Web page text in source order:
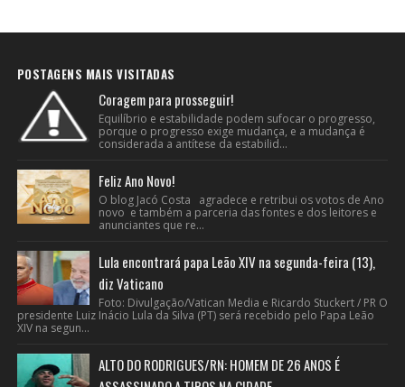
POSTAGENS MAIS VISITADAS
Coragem para prosseguir!
Equilíbrio e estabilidade podem sufocar o progresso,
porque o progresso exige mudança, e a mudança é
considerada a antítese da estabilid...
Feliz Ano Novo!
O blog Jacó Costa agradece e retribui os votos de Ano
novo e também a parceria das fontes e dos leitores e
anunciantes que re...
Lula encontrará papa Leão XIV na segunda-feira (13),
diz Vaticano
Foto: Divulgação/Vatican Media e Ricardo Stuckert / PR O
presidente Luiz Inácio Lula da Silva (PT) será recebido pelo Papa Leão
XIV na segun...
ALTO DO RODRIGUES/RN: HOMEM DE 26 ANOS É